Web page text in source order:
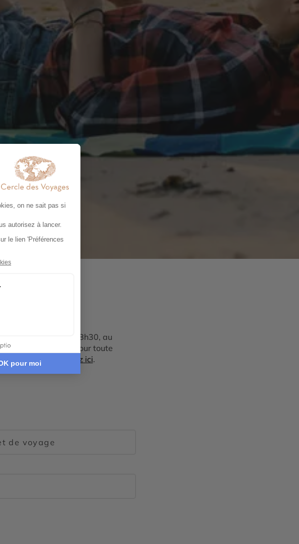
samedi de 10h à 18h30, au
- Lignes 7 ou 14) Pour toute
conciergerie,
cliquez ici.